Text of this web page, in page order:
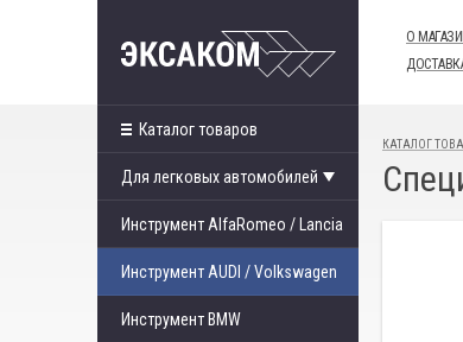
О
Каталог товаров
Для легковых автомобилей
Инструмент AlfaRomeo / Lancia
Инструмент AUDI / Volkswagen
Инструмент BMW
КАТАЛОГ